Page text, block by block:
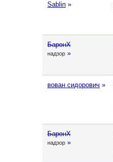
Sablin »
БаронХ
надзор »
вован сидорович »
БаронХ
надзор »